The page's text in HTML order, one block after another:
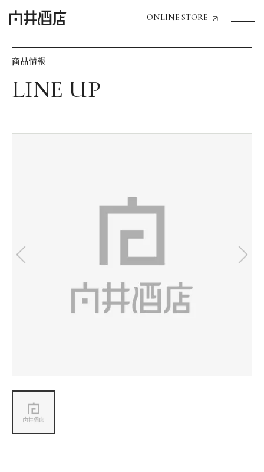
ONLINE STORE
飲食店経営のお客様
お気に入り機能の活用方法
会社情報
商品情報